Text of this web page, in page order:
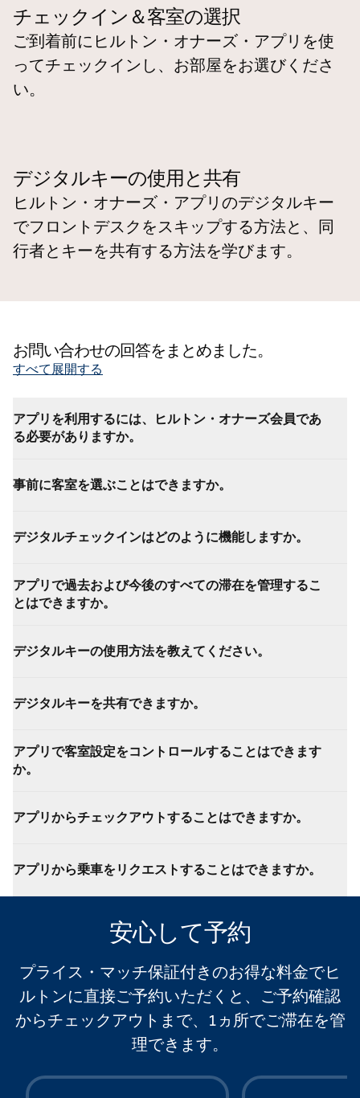
チェックイン＆客室の選択
ご到着前にヒルトン・オナーズ・アプリを使
ってチェックインし、お部屋をお選びくださ
い。
デジタルキーの使用と共有
ヒルトン・オナーズ・アプリのデジタルキー
でフロントデスクをスキップする方法と、同
行者とキーを共有する方法を学びます。
お問い合わせの回答をまとめました。
すべて展開する
アプリを利用するには、ヒルトン・オナーズ会員であ
る必要がありますか。
事前に客室を選ぶことはできますか。
デジタルチェックインはどのように機能しますか。
アプリで過去および今後のすべての滞在を管理するこ
とはできますか。
デジタルキーの使用方法を教えてください。
デジタルキーを共有できますか。
アプリで客室設定をコントロールすることはできます
か。
アプリからチェックアウトすることはできますか。
アプリから乗車をリクエストすることはできますか。
安心して予約
プライス・マッチ保証付きのお得な料金でヒ
ルトンに直接ご予約いただくと、ご予約確認
からチェックアウトまで、1ヵ所でご滞在を管
理できます。